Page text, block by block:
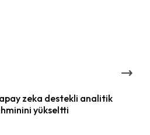
zeka destekli analitik
yükseltti